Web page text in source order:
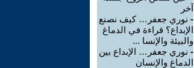
آخر
- نوري جعفر… كيف نصنع
الإبداع؟ قراءة في الدماغ
والبيئة والإنسا ...
- نوري جعفر… الإبداع بين
الدماغ والإنسان